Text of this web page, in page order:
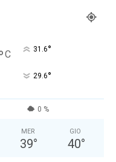
C 31.6°
29.6°
0 %
MER
39°
GIO
40°